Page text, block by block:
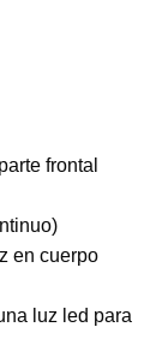
frontal
en cuerpo
luz led para